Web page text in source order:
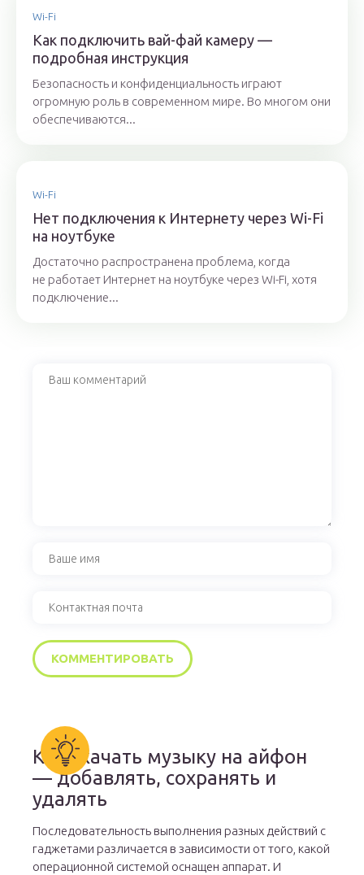
Wi-Fi
Как подключить вай-фай камеру —
подробная инструкция
Безопасность и конфиденциальность играют
огромную роль в современном мире. Во многом они
обеспечиваются...
Wi-Fi
Нет подключения к Интернету через Wi-Fi
на ноутбуке
Достаточно распространена проблема, когда
не работает Интернет на ноутбуке через Wi-Fi, хотя
подключение...
Как скачать музыку на айфон
— добавлять, сохранять и
удалять
Последовательность выполнения разных действий с
гаджетами различается в зависимости от того, какой
операционной системой оснащен аппарат. И